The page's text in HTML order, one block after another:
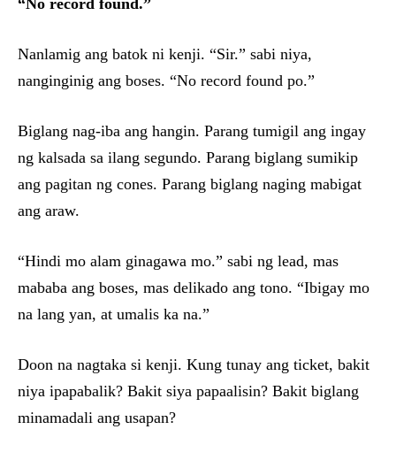
“No record found.”
Nanlamig ang batok ni kenji. “Sir.” sabi niya,
nanginginig ang boses. “No record found po.”
Biglang nag-iba ang hangin. Parang tumigil ang ingay
ng kalsada sa ilang segundo. Parang biglang sumikip
ang pagitan ng cones. Parang biglang naging mabigat
ang araw.
“Hindi mo alam ginagawa mo.” sabi ng lead, mas
mababa ang boses, mas delikado ang tono. “Ibigay mo
na lang yan, at umalis ka na.”
Doon na nagtaka si kenji. Kung tunay ang ticket, bakit
niya ipapabalik? Bakit siya papaalisin? Bakit biglang
minamadali ang usapan?